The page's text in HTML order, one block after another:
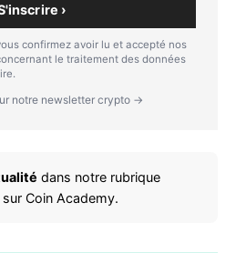
›
confirmez avoir lu et accepté nos
le traitement des données
notre newsletter crypto →
dans notre rubrique
sur Coin Academy.